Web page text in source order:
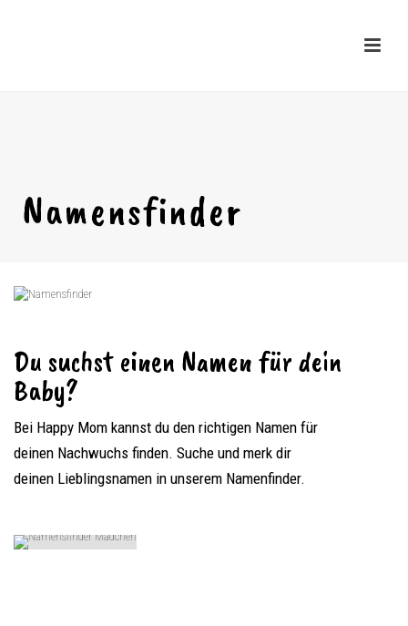
Namensfinder
Du suchst einen Namen für dein
Baby?
Bei Happy Mom kannst du den richtigen Namen für
deinen Nachwuchs finden. Suche und merk dir
deinen Lieblingsnamen in unserem Namenfinder.